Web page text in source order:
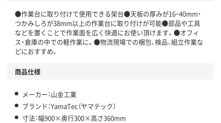
●作業台に取り付けて使用できる架台●天板の厚みが16~40mm・
つかみしろが38mm以上の作業台に取り付けが可能●部品や工具
などを置くことで作業面を広く快適にお使い頂けます。●オフィ
ス・倉庫の中での軽作業に。●物流現場での梱包、検品、組立作業な
どにおすすめ。
商品仕様
メーカー：山金工業
ブランド：YamaTec（ヤマテック）
寸法：幅900×奥行300×高さ360mm